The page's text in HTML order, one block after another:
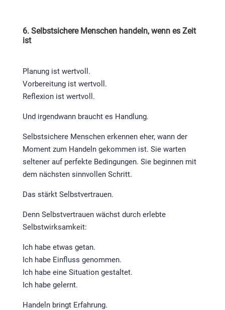
6. Selbstsichere Menschen handeln, wenn es Zeit
ist
Planung ist wertvoll.
Vorbereitung ist wertvoll.
Reflexion ist wertvoll.
Und irgendwann braucht es Handlung.
Selbstsichere Menschen erkennen eher, wann der
Moment zum Handeln gekommen ist. Sie warten
seltener auf perfekte Bedingungen. Sie beginnen mit
dem nächsten sinnvollen Schritt.
Das stärkt Selbstvertrauen.
Denn Selbstvertrauen wächst durch erlebte
Selbstwirksamkeit:
Ich habe etwas getan.
Ich habe Einfluss genommen.
Ich habe eine Situation gestaltet.
Ich habe gelernt.
Handeln bringt Erfahrung.